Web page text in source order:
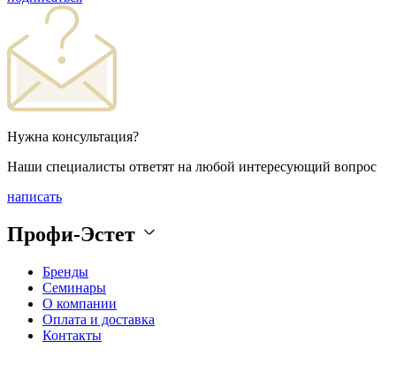
Нужна консультация?
Наши специалисты ответят на любой интересующий вопрос
написать
Профи-Эстет
Бренды
Семинары
О компании
Оплата и доставка
Контакты